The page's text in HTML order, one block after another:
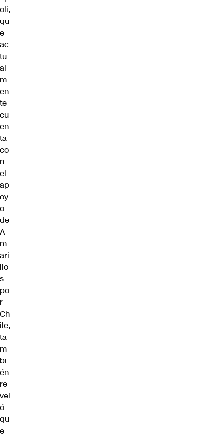
oli,
qu
e
ac
tu
al
m
en
te
cu
en
ta
co
n
el
ap
oy
o
de
A
m
ari
llo
s
po
r
Ch
ile,
ta
m
bi
én
re
vel
ó
qu
e